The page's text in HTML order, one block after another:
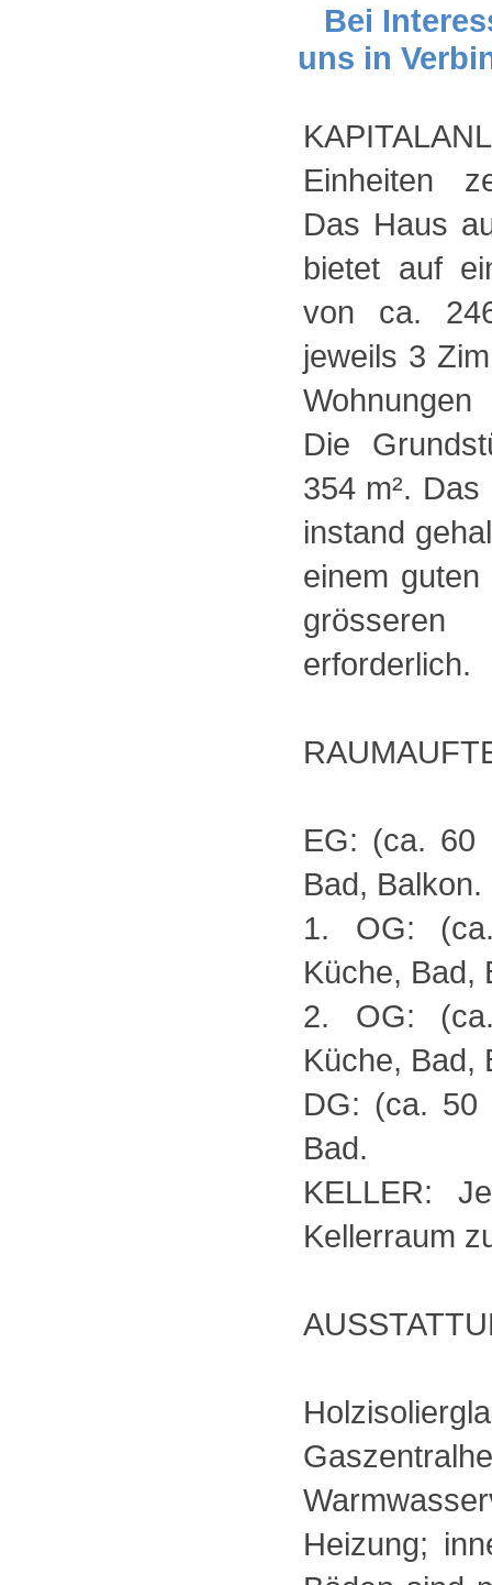
Bei
uns in
Einheiten
Das Haus
bietet auf
von ca.
jeweils 3
Die
354 m².
instand
einem
erforderlich.
EG: (ca. 60
Bad, Balkon.
1. OG:
Küche, Bad,
2. OG:
Küche, Bad,
DG: (ca. 50
Bad.
KELLER:
Kellerraum
Heizung;